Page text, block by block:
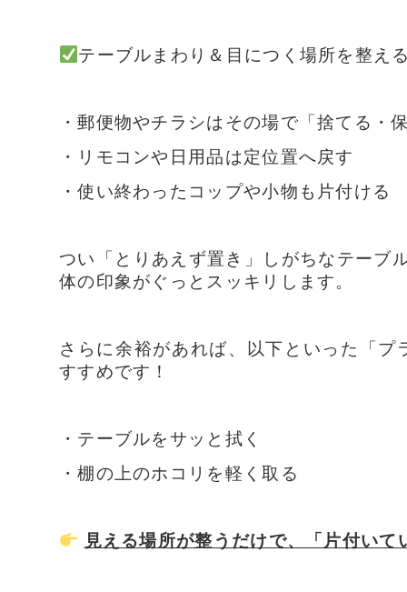
テーブルまわり＆目につく場所を整え
・郵便物やチラシはその場で「捨てる・
・リモコンや日用品は定位置へ戻す
・使い終わったコップや小物も片付ける
つい「とりあえず置き」しがちなテーブ
体の印象がぐっとスッキリします。
さらに余裕があれば、以下といった「
すすめです！
・テーブルをサッと拭く
・棚の上のホコリを軽く取る
見える場所が整うだけで、「片付い